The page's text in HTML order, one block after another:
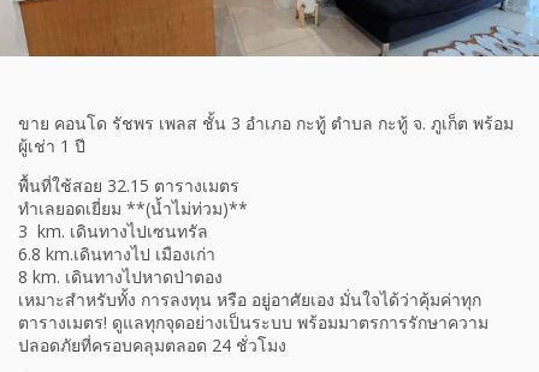
ขาย​ คอนโด​ รัชพร​ เพลส​ ชั้น​ 3​ อำเภอ​ กะทู้​ ตำบล กะทู้​ จ.​ ภูเก็ต​ พร้อม
ผู้เช่า​ 1​ ปี
พื้นที่ใช้สอย​ 32.15 ตารางเมตร​
ทำเลยอดเยี่ยม **(น้ำไม่ท่วม)​**
3​ ​ km.​ เดินทางไปเซนทรัล
6.8​ km.​เดินทางไป​ เมืองเก่า
8​ km.​ เดินทางไปหาดป่าตอง
เหมาะสำหรับทั้ง การลงทุน หรือ อยู่อาศัยเอง มั่นใจได้ว่าคุ้มค่าทุก
ตารางเมตร! ดูแลทุกจุดอย่างเป็นระบบ พร้อมมาตรการรักษาความ
ปลอดภัยที่ครอบคลุมตลอด 24 ชั่วโมง